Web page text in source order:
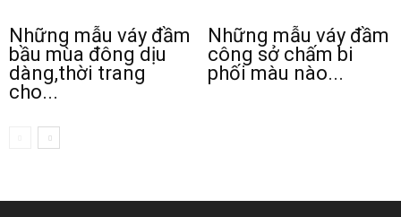
Những mẫu váy đầm
bầu mùa đông dịu
dàng,thời trang
cho...
Những mẫu váy đầm
công sở chấm bi
phối màu nào...